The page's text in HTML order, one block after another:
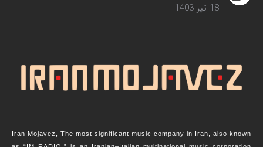
18 تیر 1403
Iran Mojavez, The most significant music company in Iran, also known